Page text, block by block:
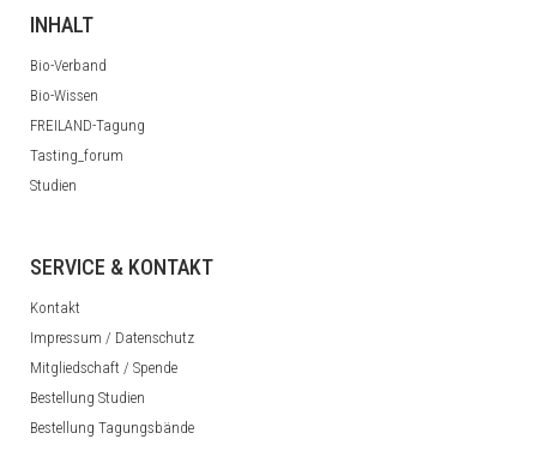
INHALT
Bio-Verband
Bio-Wissen
FREILAND-Tagung
Tasting_forum
Studien
SERVICE & KONTAKT
Kontakt
Impressum / Datenschutz
Mitgliedschaft / Spende
Bestellung Studien
Bestellung Tagungsbände